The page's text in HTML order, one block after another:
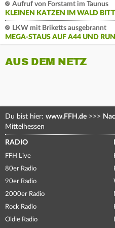
Aufruf von Forstamt im Taunus
KLEINEN KATZEN IM WALD
LKW mit Briketts ausgebrannt
MEGA-STAUS AUF A44 UND
AUS DEM NETZ
Du bist hier: www.FFH.de >>>
Mittelhessen
RADIO
FFH Live
80er Radio
90er Radio
2000er Radio
Rock Radio
Oldie Radio